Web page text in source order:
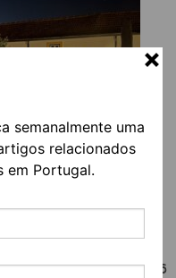
semanalmente uma
relacionados
em Portugal.
23 24 25
26